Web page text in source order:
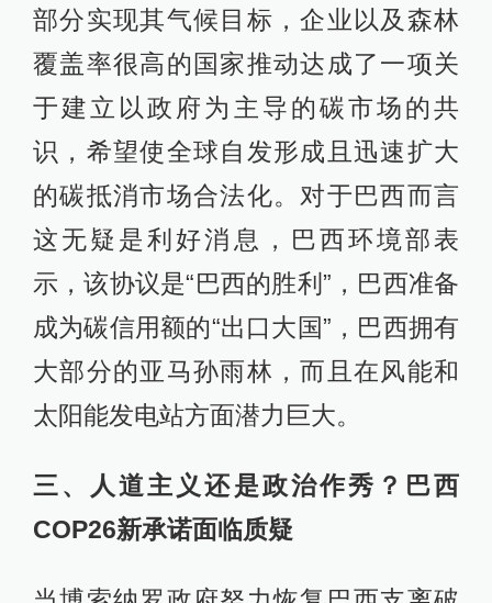
部分实现其气候目标，企业以及森林
覆盖率很高的国家推动达成了一项关
于建立以政府为主导的碳市场的共
识，希望使全球自发形成且迅速扩大
的碳抵消市场合法化。对于巴西而言
这无疑是利好消息，巴西环境部表
示，该协议是“巴西的胜利”，巴西准备
成为碳信用额的“出口大国”，巴西拥有
大部分的亚马孙雨林，而且在风能和
太阳能发电站方面潜力巨大。
三、人道主义还是政治作秀？巴西
COP26新承诺面临质疑